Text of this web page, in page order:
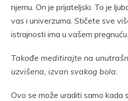
njemu. On je prijateljski. To je
vas i univerzuma. Stičete sve
istrajnosti ima u vašem pregnuću.
Takođe meditirajte na
uzvišena, izvan svakog bola.
Ovo se može uraditi samo kada